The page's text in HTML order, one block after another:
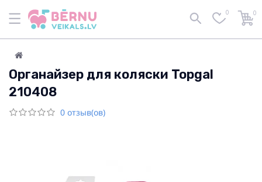
0 0
Органайзер для коляски Topgal
210408
0 отзыв(ов)